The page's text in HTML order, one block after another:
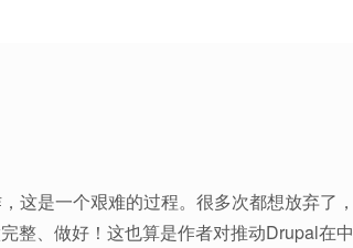
这是一个艰难的过程。很多次都想放弃了，
整、做好！这也算是作者对推动Drupal在中